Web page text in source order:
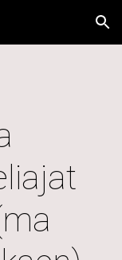
Skip to navigation